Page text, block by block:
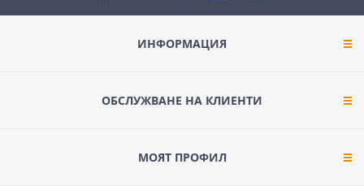
ИНФОРМАЦИЯ
ОБСЛУЖВАНЕ НА КЛИЕНТИ
МОЯТ ПРОФИЛ